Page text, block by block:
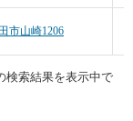
市山崎1206
検索結果を表示中で